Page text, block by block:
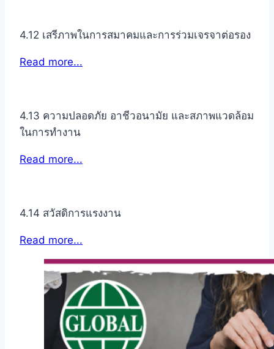
4.12 เสรีภาพในการสมาคมและการร่วมเจรจาต่อรอง
Read more...
4.13 ความปลอดภัย อาชีวอนามัย และสภาพแวดล้อม
ในการทำงาน
Read more...
4.14 สวัสดิการแรงงาน
Read more...